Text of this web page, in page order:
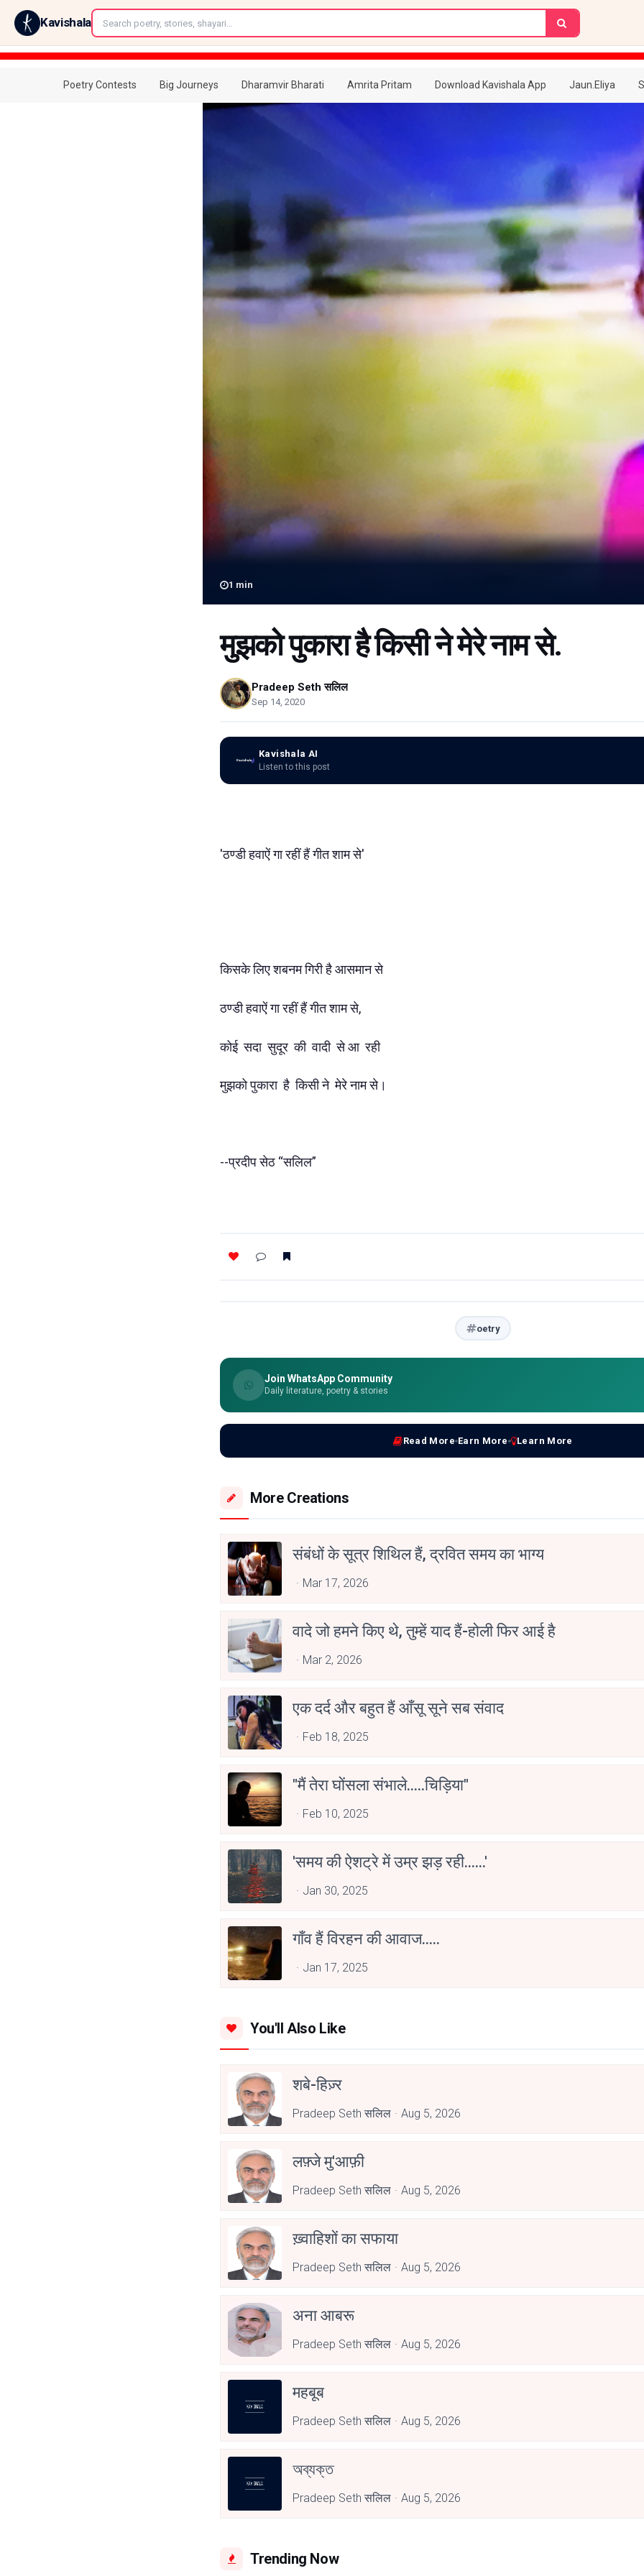
Kavishala
Poetry Contests Big Journeys Dharamvir Bharati Amrita Pritam Download Kavishala App Jaun.Eliya
1 min
मुझको पुकारा है किसी ने मेरे नाम से.
Pradeep Seth सलिल
Sep 14, 2020
Kavishala AI
Listen to this post
'ठण्डी हवाऐं गा रहीं हैं गीत शाम से'
किसके लिए शबनम गिरी है आसमान से
ठण्डी हवाऐं गा रहीं हैं गीत शाम से,
कोई सदा सुदूर की वादी से आ रही
मुझको पुकारा है किसी ने मेरे नाम से।
--प्रदीप सेठ “सलिल”
oetry
Join WhatsApp Community
Daily literature, poetry & stories
Read More Earn More Learn More
More Creations
संबंधों के सूत्र शिथिल हैं, द्रवित समय का भाग्य
Mar 17, 2026
वादे जो हमने किए थे, तुम्हें याद हैं-होली फिर आई है
Mar 2, 2026
एक दर्द और बहुत हैं आँसू सूने सब संवाद
Feb 18, 2025
"मैं तेरा घोंसला संभाले.....चिड़िया"
Feb 10, 2025
'समय की ऐशट्रे में उम्र झड़ रही......'
Jan 30, 2025
गाँव हैं विरहन की आवाज.....
Jan 17, 2025
You'll Also Like
शबे-हिज़्र
Pradeep Seth सलिल Aug 5, 2026
लफ़्जे मु'आफ़ी
Pradeep Seth सलिल Aug 5, 2026
ख़्वाहिशों का सफाया
Pradeep Seth सलिल Aug 5, 2026
अना आबरू
Pradeep Seth सलिल Aug 5, 2026
महबूब
Pradeep Seth सलिल Aug 5, 2026
অব্যক্ত
Pradeep Seth सलिल Aug 5, 2026
Trending Now